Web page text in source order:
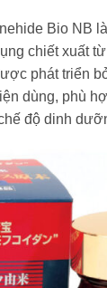
Bio NB
chiết xuất từ
phát triển
dùng, phù
độ dinh